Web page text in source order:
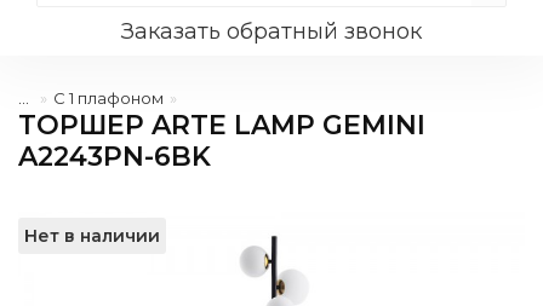
Заказать обратный звонок
С 1 плафоном
ТОРШЕР ARTE LAMP GEMINI
A2243PN-6BK
Нет в наличии